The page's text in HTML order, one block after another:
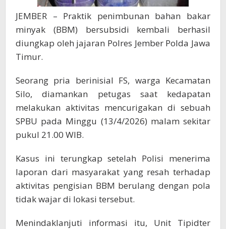
JEMBER – Praktik penimbunan bahan bakar
minyak (BBM) bersubsidi kembali berhasil
diungkap oleh jajaran Polres Jember Polda Jawa
Timur.
Seorang pria berinisial FS, warga Kecamatan
Silo, diamankan petugas saat kedapatan
melakukan aktivitas mencurigakan di sebuah
SPBU pada Minggu (13/4/2026) malam sekitar
pukul 21.00 WIB.
Kasus ini terungkap setelah Polisi menerima
laporan dari masyarakat yang resah terhadap
aktivitas pengisian BBM berulang dengan pola
tidak wajar di lokasi tersebut.
Menindaklanjuti informasi itu, Unit Tipidter